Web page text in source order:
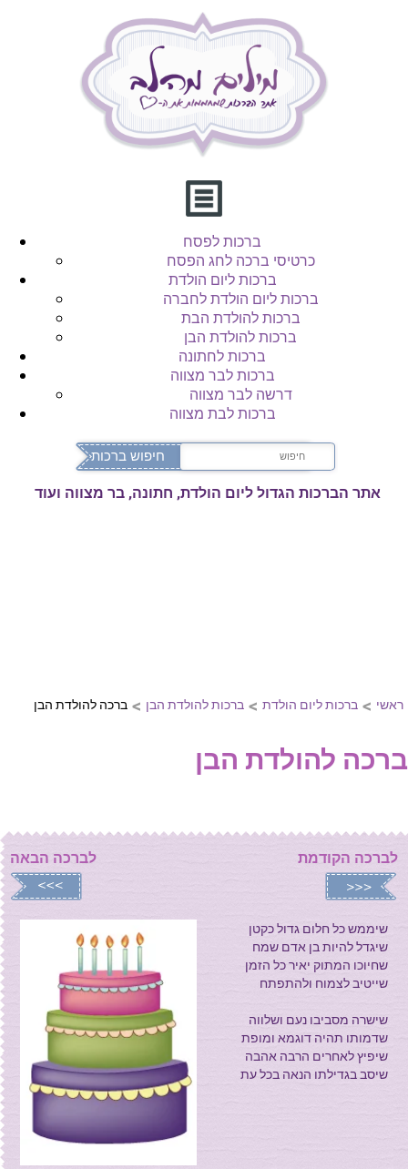
ברכות לפסח
כרטיסי ברכה לחג הפסח
ברכות ליום הולדת
ברכות ליום הולדת לחברה
ברכות להולדת הבת
ברכות להולדת הבן
ברכות לחתונה
ברכות לבר מצווה
דרשה לבר מצווה
ברכות לבת מצווה
אתר הברכות הגדול ליום הולדת, חתונה, בר מצווה ועוד
ראשי > ברכות ליום הולדת > ברכות להולדת הבן > ברכה להולדת הבן
ברכה להולדת הבן
לברכה הבאה לברכה הקודמת
שיממש כל חלום גדול כקטן
שיגדל להיות בן אדם שמח
שחיוכו המתוק יאיר כל הזמן
שייטיב לצמוח ולהתפתח
שישרה מסביבו נעם ושלווה
שדמותו תהיה דוגמא ומופת
שיפיץ לאחרים הרבה אהבה
שיסב בגדילתו הנאה בכל עת